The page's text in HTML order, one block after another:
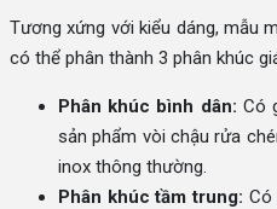
Tương xứng với kiểu dáng, mẫu
có thể phân thành 3 phân khúc
Phân khúc bình dân: Có
sản phẩm vòi chậu rửa
inox thông thường.
Phân khúc tầm trung: Có